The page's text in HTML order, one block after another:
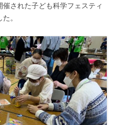
された子ども科学フェスティ
。